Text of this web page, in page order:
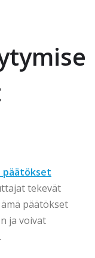
tekevät
päätökset
ja voivat